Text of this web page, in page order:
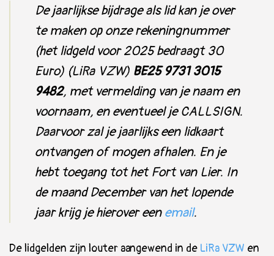
De jaarlijkse bijdrage als lid kan je over
te maken op onze rekeningnummer
(het lidgeld voor 2025 bedraagt 30
Euro) (LiRa VZW) BE25 9731 3015
9482, met vermelding van je naam en
voornaam, en eventueel je CALLSIGN.
Daarvoor zal je jaarlijks een lidkaart
ontvangen of mogen afhalen. En je
hebt toegang tot het Fort van Lier. In
de maand December van het lopende
jaar krijg je hierover eenemail.
De lidgelden zijn louter aangewend in de LiRa VZW en